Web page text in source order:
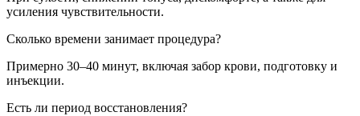
усиления чувствительности.
Сколько времени занимает процедура?
Примерно 30–40 минут, включая забор крови, подготовку и
инъекции.
Есть ли период восстановления?